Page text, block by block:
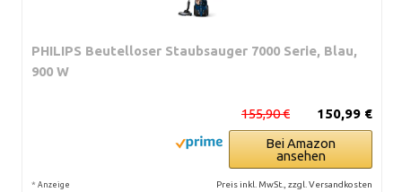
PHILIPS Beutelloser Staubsauger 7000 Serie, Blau,
900 W
150,99 €
155,90 €
Bei Amazon
ansehen
* Anzeige Preis inkl. MwSt., zzgl. Versandkosten